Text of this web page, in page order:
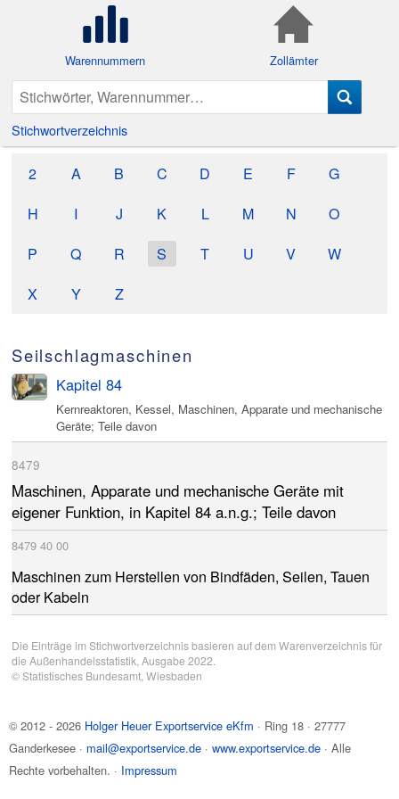
Warennummern Zollämter
Stichwortverzeichnis
2 A B C D E F
G
H
I J K L M N
O
P
Q R S T U V
W
X
Y Z
Seilschlagmaschinen
Kernreaktoren, Kessel, Maschinen, Apparate und mechanische
Geräte; Teile davon
Kapitel 84
8479
Maschinen, Apparate und mechanische Geräte mit
eigener Funktion, in Kapitel 84a.n.g.; Teile davon
8479 40 00
Maschinen zum Herstellen von Bindfäden, Seilen, Tauen
oder Kabeln
Die Einträge im Stichwortverzeichnis basieren auf dem Warenverzeichnis für
die Außenhandelsstatistik, Ausgabe 2022.
©Statistisches Bundesamt, Wiesbaden
© 2012 - 2026 Holger Heuer Exportservice eKfm · Ring 18 ·27777
Ganderkesee · mail@exportservice.de ·www.exportservice.de · Alle
Rechte vorbehalten. · Impressum